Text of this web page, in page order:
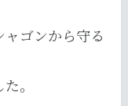
ゴンから守る
。